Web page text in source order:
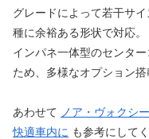
グレードによって若干サ
種に余裕ある形状で対応。
インパネ一体型のセンタ
ため、多様なオプション搭
あわせて ノア・ヴォクシ
快適車内に も参考にして